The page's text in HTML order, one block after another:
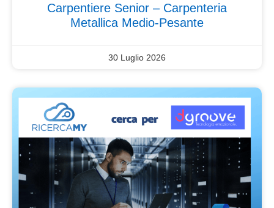
Carpentiere Senior – Carpenteria
Metallica Medio-Pesante
30 Luglio 2026